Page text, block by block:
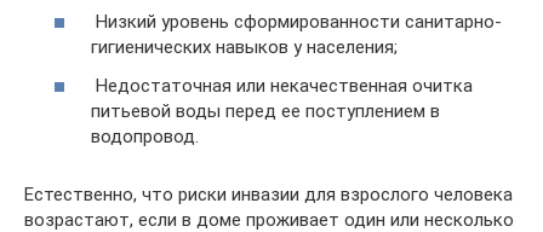
Низкий уровень сформированности санитарно-
гигиенических навыков у населения;
Недостаточная или некачественная очитка
питьевой воды перед ее поступлением в
водопровод.
Естественно, что риски инвазии для взрослого человека
возрастают, если в доме проживает один или несколько